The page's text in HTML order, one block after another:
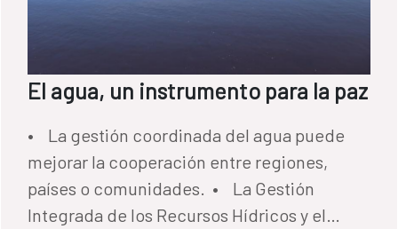
El agua, un instrumento para la paz
• La gestión coordinada del agua puede
mejorar la cooperación entre regiones,
países o comunidades. • La Gestión
Integrada de los Recursos Hídricos y el